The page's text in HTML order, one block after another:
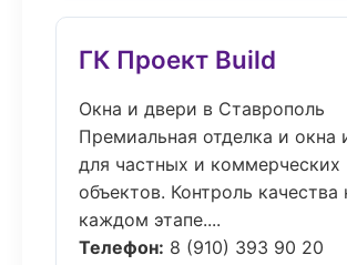
ГК Проект Build
Окна и двери в Ставрополь
Премиальная отделка и окна
для частных и коммерческих
объектов. Контроль качества
каждом этапе....
Телефон: 8 (910) 393 90 20